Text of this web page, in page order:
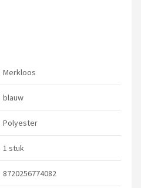
Merkloos
blauw
Polyester
1 stuk
8720256774082